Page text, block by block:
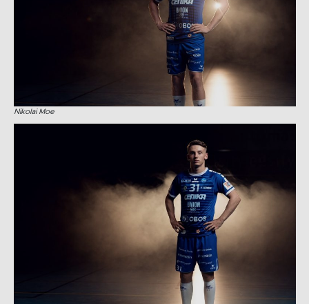
Nikolai Moe